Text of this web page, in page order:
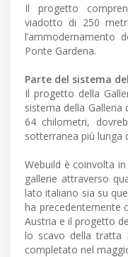
Il progetto
viadotto di 250
l’ammodernamento
Ponte Gardena.
Parte del sistema
Il progetto della
sistema della
64 chilometri,
sotterranea più lunga
Webuild è coinvolta
gallerie attraverso
lato italiano sia su
ha precedentemente
Austria e il progetto
lo scavo della tratta
completato nel